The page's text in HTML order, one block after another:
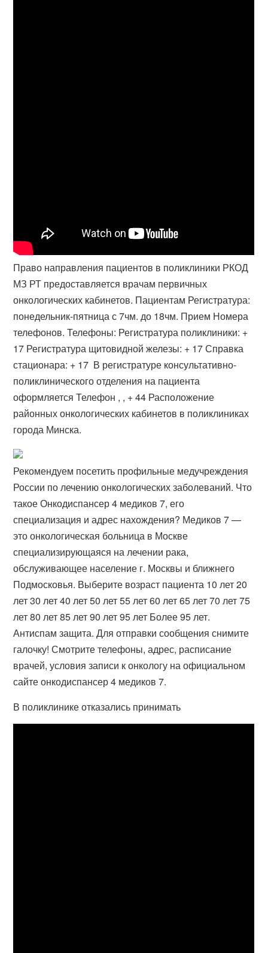
Право направления пациентов в поликлиники РКОД
МЗ РТ предоставляется врачам первичных
онкологических кабинетов. Пациентам Регистратура:
понедельник-пятница с 7чм. до 18чм. Прием Номера
телефонов. Телефоны: Регистратура поликлиники: +
17 Регистратура щитовидной железы: + 17 Справка
стационара: + 17 ​ В регистратуре консультативно-
поликлинического отделения на пациента
оформляется Телефон , , + 44 Расположение
районных онкологических кабинетов в поликлиниках
города Минска.
Рекомендуем посетить профильные медучреждения
России по лечению онкологических заболеваний. Что
такое Онкодиспансер 4 медиков 7, его
специализация и адрес нахождения? Медиков 7 —
это онкологическая больница в Москве
специализирующаяся на лечении рака,
обслуживающее население г. Москвы и ближнего
Подмосковья. Выберите возраст пациента 10 лет 20
лет 30 лет 40 лет 50 лет 55 лет 60 лет 65 лет 70 лет 75
лет 80 лет 85 лет 90 лет 95 лет Более 95 лет.
Антиспам защита. Для отправки сообщения снимите
галочку! Смотрите телефоны, адрес, расписание
врачей, условия записи к онкологу на официальном
сайте онкодиспансер 4 медиков 7.
В поликлинике отказались принимать